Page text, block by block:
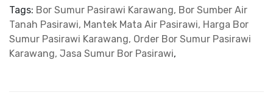
Tags: Bor Sumur Pasirawi Karawang, Bor Sumber Air
Tanah Pasirawi, Mantek Mata Air Pasirawi, Harga Bor
Sumur Pasirawi Karawang, Order Bor Sumur Pasirawi
Karawang, Jasa Sumur Bor Pasirawi,